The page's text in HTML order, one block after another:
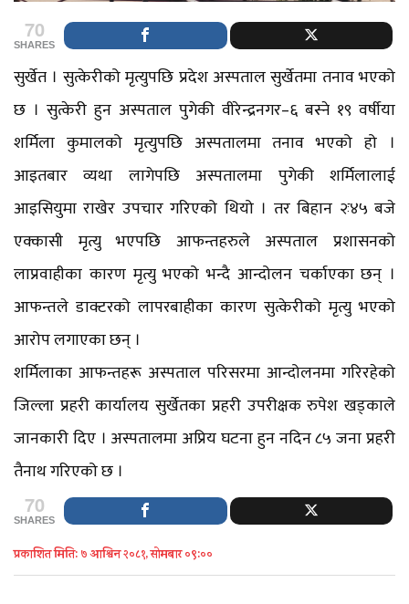
70
SHARES
सुर्खेत । सुत्केरीको मृत्युपछि प्रदेश अस्पताल सुर्खेतमा तनाव भएको
छ । सुत्केरी हुन अस्पताल पुगेकी वीरेन्द्रनगर–६ बस्ने १९ वर्षीया
शर्मिला कुमालको मृत्युपछि अस्पतालमा तनाव भएको हो ।
आइतबार व्यथा लागेपछि अस्पतालमा पुगेकी शर्मिलालाई
आइसियुमा राखेर उपचार गरिएको थियो । तर बिहान २ः४५ बजे
एक्कासी मृत्यु भएपछि आफन्तहरुले अस्पताल प्रशासनको
लाप्रवाहीका कारण मृत्यु भएको भन्दै आन्दोलन चर्काएका छन् ।
आफन्तले डाक्टरको लापरबाहीका कारण सुत्केरीको मृत्यु भएको
आरोप लगाएका छन् ।
शर्मिलाका आफन्तहरू अस्पताल परिसरमा आन्दोलनमा गरिरहेको
जिल्ला प्रहरी कार्यालय सुर्खेतका प्रहरी उपरीक्षक रुपेश खड्काले
जानकारी दिए । अस्पतालमा अप्रिय घटना हुन नदिन ८५ जना प्रहरी
तैनाथ गरिएको छ ।
70
SHARES
प्रकाशित मिति: ७ आश्विन २०८१, सोमबार ०९:००